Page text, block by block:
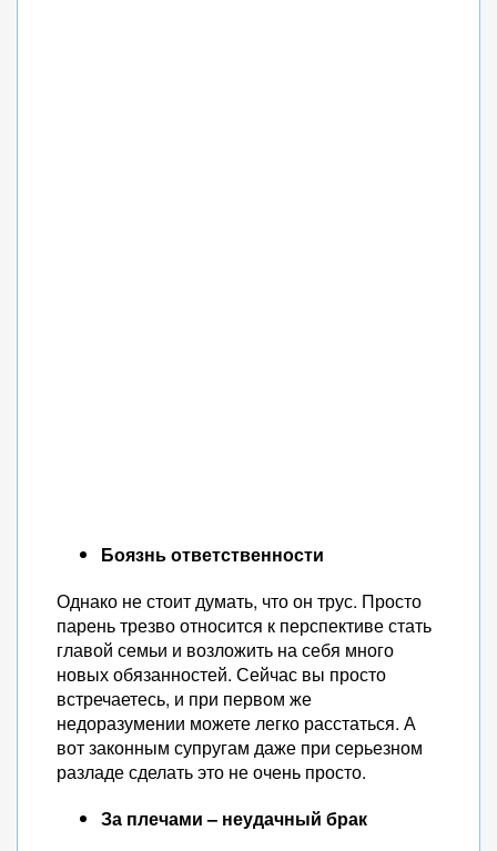
Боязнь ответственности
Однако не стоит думать, что он трус. Просто
парень трезво относится к перспективе стать
главой семьи и возложить на себя много
новых обязанностей. Сейчас вы просто
встречаетесь, и при первом же
недоразумении можете легко расстаться. А
вот законным супругам даже при серьезном
разладе сделать это не очень просто.
За плечами – неудачный брак